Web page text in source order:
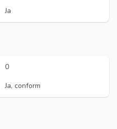
Ja
0
Ja, conform